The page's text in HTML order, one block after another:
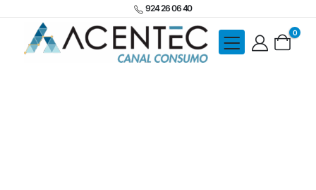
924 26 06 40
0